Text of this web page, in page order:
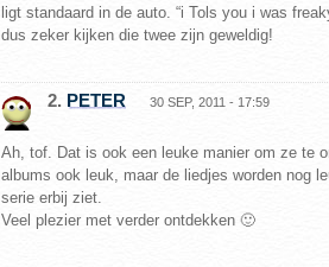
ligt standaard in de auto. “i Tols you i was
dus zeker kijken die twee zijn geweldig!
2. PETER 30 SEP, 2011 - 17:59
Ah, tof. Dat is ook een leuke manier om ze te
albums ook leuk, maar de liedjes worden nog
serie erbij ziet.
Veel plezier met verder ontdekken 🙂